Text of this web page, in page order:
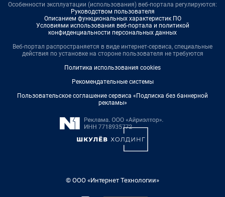
Особенности эксплуатации (использования) веб-портала регулируются:
Руководством пользователя
Описанием функциональных характеристик ПО
Условиями использования веб-портала и политикой
конфиденциальности персональных данных
Веб-портал распространяется в виде интернет-сервиса, специальные
действия по установке на стороне пользователя не требуются
Политика использования cookies
Рекомендательные системы
Пользовательское соглашение сервиса «Подписка без баннерной
рекламы»
© ООО «Интернет Технологии»